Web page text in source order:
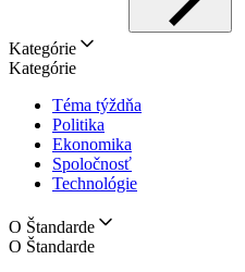
Kategórie
Kategórie
Téma týždňa
Politika
Ekonomika
Spoločnosť
Technológie
O Štandarde
O Štandarde